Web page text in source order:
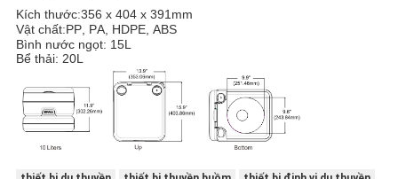
Kích thước:356 x 404 x 391mm
Vật chất:PP, PA, HDPE, ABS
Bình nước ngọt: 15L
Bể thải: 20L